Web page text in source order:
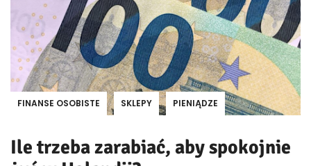
FINANSE OSOBISTE SKLEPY PIENIĄDZE
Ile trzeba zarabiać, aby spokojnie